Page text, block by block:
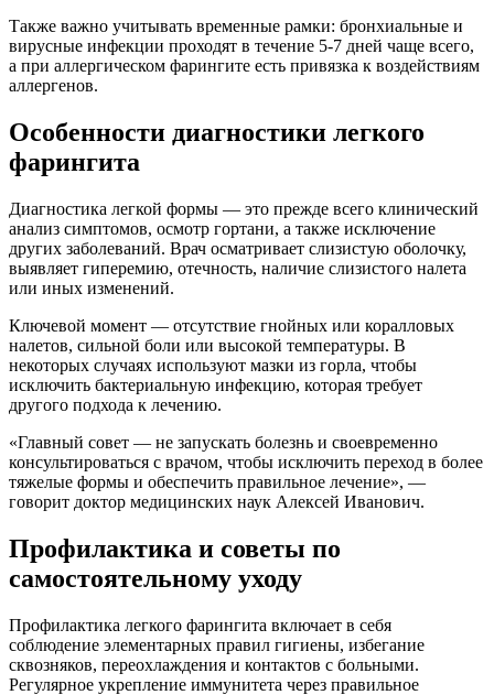
Также важно учитывать временные рамки: бронхиальные и
вирусные инфекции проходят в течение 5-7 дней чаще всего,
а при аллергическом фарингите есть привязка к воздействиям
аллергенов.
Особенности диагностики легкого
фарингита
Диагностика легкой формы — это прежде всего клинический
анализ симптомов, осмотр гортани, а также исключение
других заболеваний. Врач осматривает слизистую оболочку,
выявляет гиперемию, отечность, наличие слизистого налета
или иных изменений.
Ключевой момент — отсутствие гнойных или коралловых
налетов, сильной боли или высокой температуры. В
некоторых случаях используют мазки из горла, чтобы
исключить бактериальную инфекцию, которая требует
другого подхода к лечению.
«Главный совет — не запускать болезнь и своевременно
консультироваться с врачом, чтобы исключить переход в более
тяжелые формы и обеспечить правильное лечение», —
говорит доктор медицинских наук Алексей Иванович.
Профилактика и советы по
самостоятельному уходу
Профилактика легкого фарингита включает в себя
соблюдение элементарных правил гигиены, избегание
сквозняков, переохлаждения и контактов с больными.
Регулярное укрепление иммунитета через правильное